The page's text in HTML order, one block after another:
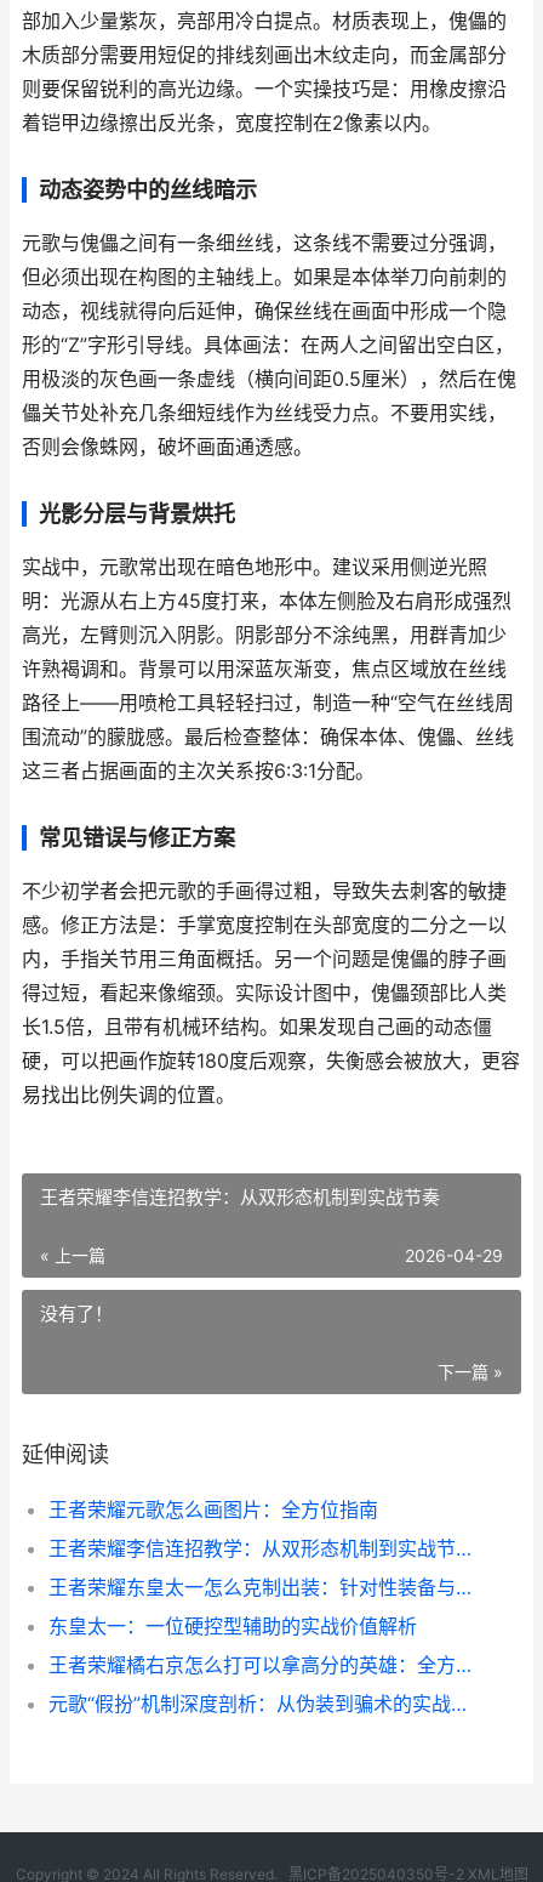
部加入少量紫灰，亮部用冷白提点。材质表现上，傀儡的
木质部分需要用短促的排线刻画出木纹走向，而金属部分
则要保留锐利的高光边缘。一个实操技巧是：用橡皮擦沿
着铠甲边缘擦出反光条，宽度控制在2像素以内。
动态姿势中的丝线暗示
元歌与傀儡之间有一条细丝线，这条线不需要过分强调，
但必须出现在构图的主轴线上。如果是本体举刀向前刺的
动态，视线就得向后延伸，确保丝线在画面中形成一个隐
形的“Z”字形引导线。具体画法：在两人之间留出空白区，
用极淡的灰色画一条虚线（横向间距0.5厘米），然后在傀
儡关节处补充几条细短线作为丝线受力点。不要用实线，
否则会像蛛网，破坏画面通透感。
光影分层与背景烘托
实战中，元歌常出现在暗色地形中。建议采用侧逆光照
明：光源从右上方45度打来，本体左侧脸及右肩形成强烈
高光，左臂则沉入阴影。阴影部分不涂纯黑，用群青加少
许熟褐调和。背景可以用深蓝灰渐变，焦点区域放在丝线
路径上——用喷枪工具轻轻扫过，制造一种“空气在丝线周
围流动”的朦胧感。最后检查整体：确保本体、傀儡、丝线
这三者占据画面的主次关系按6:3:1分配。
常见错误与修正方案
不少初学者会把元歌的手画得过粗，导致失去刺客的敏捷
感。修正方法是：手掌宽度控制在头部宽度的二分之一以
内，手指关节用三角面概括。另一个问题是傀儡的脖子画
得过短，看起来像缩颈。实际设计图中，傀儡颈部比人类
长1.5倍，且带有机械环结构。如果发现自己画的动态僵
硬，可以把画作旋转180度后观察，失衡感会被放大，更容
易找出比例失调的位置。
王者荣耀李信连招教学：从双形态机制到实战节奏
« 上一篇 2026-04-29
没有了！
下一篇 »
延伸阅读
王者荣耀元歌怎么画图片：全方位指南
王者荣耀李信连招教学：从双形态机制到实战节奏
王者荣耀东皇太一怎么克制出装：针对性装备与实战逻辑
东皇太一：一位硬控型辅助的实战价值解析
王者荣耀橘右京怎么打可以拿高分的英雄：全方位指南
元歌“假扮”机制深度剖析：从伪装到骗术的实战逻辑
Copyright © 2024 All Rights Reserved. 黑ICP备2025040350号-2 XML地图